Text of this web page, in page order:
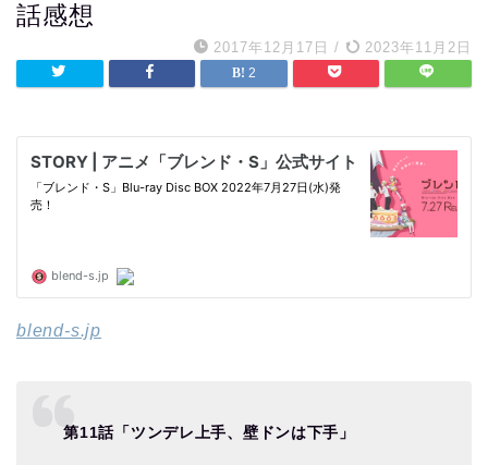
話感想
2017年12月17日 / 2023年11月2日
2
blend-s.jp
第11話「ツンデレ上手、壁ドンは下手」